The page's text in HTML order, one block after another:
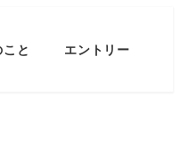
と エントリー